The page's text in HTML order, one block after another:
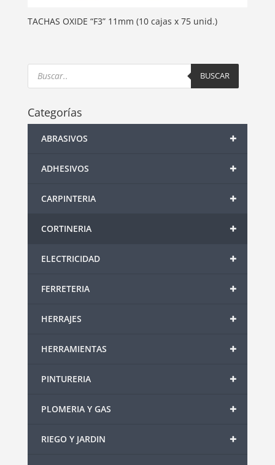
TACHAS OXIDE “F3” 11mm (10 cajas x 75 unid.)
Products
search BUSCAR
Categorías
+
ABRASIVOS
+
ADHESIVOS
+
CARPINTERIA
+
CORTINERIA
+
ELECTRICIDAD
+
FERRETERIA
+
HERRAJES
+
HERRAMIENTAS
+
PINTURERIA
+
PLOMERIA Y GAS
+
RIEGO Y JARDIN